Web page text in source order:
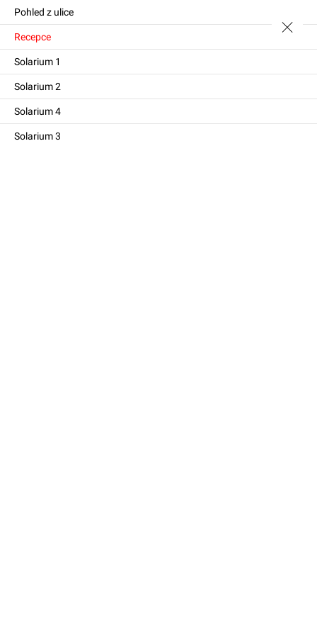
Pohled z ulice
Recepce
Solarium 1
Solarium 2
Solarium 4
Solarium 3